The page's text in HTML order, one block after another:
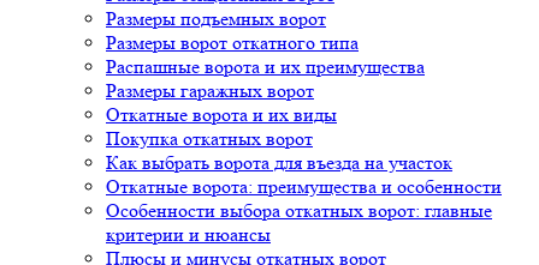
Размеры подъемных ворот
Размеры ворот откатного типа
Распашные ворота и их преимущества
Размеры гаражных ворот
Откатные ворота и их виды
Покупка откатных ворот
Как выбрать ворота для въезда на участок
Откатные ворота: преимущества и особенности
Особенности выбора откатных ворот: главные
критерии и нюансы
Плюсы и минусы откатных ворот